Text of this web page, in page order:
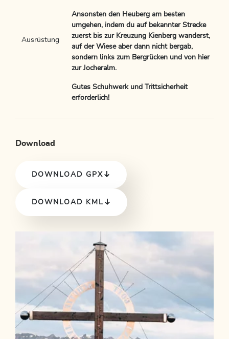
Ausrüstung
Ansonsten den Heuberg am besten
umgehen, indem du auf bekannter Strecke
zuerst bis zur Kreuzung Kienberg wanderst,
auf der Wiese aber dann nicht bergab,
sondern links zum Bergrücken und von hier
zur Jocheralm.
Gutes Schuhwerk und Trittsicherheit
erforderlich!
Download
DOWNLOAD GPX
DOWNLOAD KML